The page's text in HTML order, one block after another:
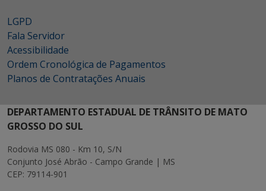
LGPD
Fala Servidor
Acessibilidade
Ordem Cronológica de Pagamentos
Planos de Contratações Anuais
DEPARTAMENTO ESTADUAL DE TRÂNSITO DE MATO
GROSSO DO SUL
Rodovia MS 080 - Km 10, S/N
Conjunto José Abrão - Campo Grande | MS
CEP: 79114-901